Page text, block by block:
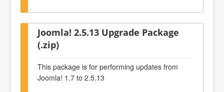
Joomla! 2.5.13 Upgrade Package
(.zip)
This package is for performing updates from
Joomla! 1.7 to 2.5.13